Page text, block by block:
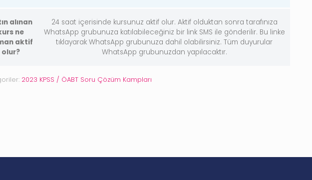
alınan
ne
aktif
olur?
24 saat içerisinde kursunuz aktif olur. Aktif olduktan sonra tarafınıza
WhatsApp grubunuza katılabileceğiniz bir link SMS ile gönderilir. Bu linke
tıklayarak WhatsApp grubunuza dahil olabilirsiniz. Tüm duyurular
WhatsApp grubunuzdan yapılacaktır.
2023 KPSS / ÖABT Soru Çözüm Kampları